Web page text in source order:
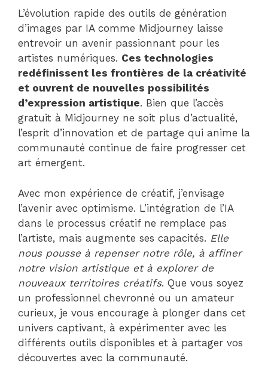
L’évolution rapide des outils de génération
d’images par IA comme Midjourney laisse
entrevoir un avenir passionnant pour les
artistes numériques. Ces technologies
redéfinissent les frontières de la créativité
et ouvrent de nouvelles possibilités
d’expression artistique. Bien que l’accès
gratuit à Midjourney ne soit plus d’actualité,
l’esprit d’innovation et de partage qui anime la
communauté continue de faire progresser cet
art émergent.
Avec mon expérience de créatif, j’envisage
l’avenir avec optimisme. L’intégration de l’IA
dans le processus créatif ne remplace pas
l’artiste, mais augmente ses capacités. Elle
nous pousse à repenser notre rôle, à affiner
notre vision artistique et à explorer de
nouveaux territoires créatifs. Que vous soyez
un professionnel chevronné ou un amateur
curieux, je vous encourage à plonger dans cet
univers captivant, à expérimenter avec les
différents outils disponibles et à partager vos
découvertes avec la communauté.